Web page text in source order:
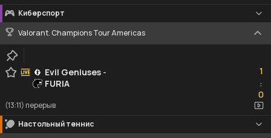
Киберспорт
Valorant. Champions Tour Americas
Evil Geniuses -
FURIA
1
:0
0
(13:11) перерыв
Настольный теннис